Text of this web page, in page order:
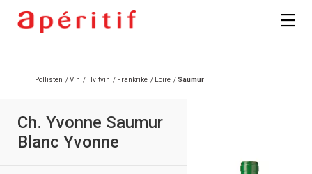
Pollisten /Vin / Hvitvin / Frankrike / Loire / Saumur
Ch. Yvonne Saumur
Blanc Yvonne